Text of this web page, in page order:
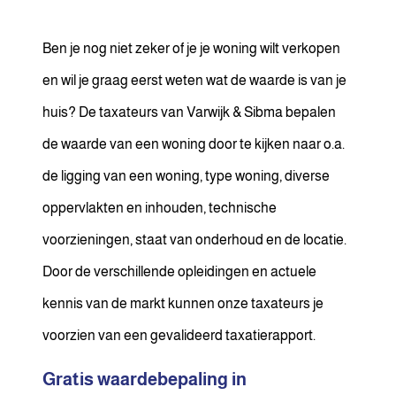
Ben je nog niet zeker of je je woning wilt verkopen
en wil je graag eerst weten wat de waarde is van je
huis? De taxateurs van Varwijk & Sibma bepalen
de waarde van een woning door te kijken naar o.a.
de ligging van een woning, type woning, diverse
oppervlakten en inhouden, technische
voorzieningen, staat van onderhoud en de locatie.
Door de verschillende opleidingen en actuele
kennis van de markt kunnen onze taxateurs je
voorzien van een gevalideerd taxatierapport.
Gratis waardebepaling in